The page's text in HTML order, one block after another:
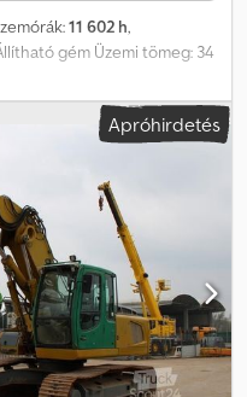
11 602 h,
gém Üzemi tömeg: 34
602 h Automata
tér megfigyeléshez
----Lánctalp - 600 mm
Hidraulika a forgóhajtáshoz/-
kalapá
mm Crsdpfjy Acgljx Ak Esf
Munkagépek:
a közbenső
A leírás csupán a
nem minősül adásvételi
leírás az irányadó.
vizsgát (TÜV). Igény
műhelyeink által végzett
Apróhirdetés